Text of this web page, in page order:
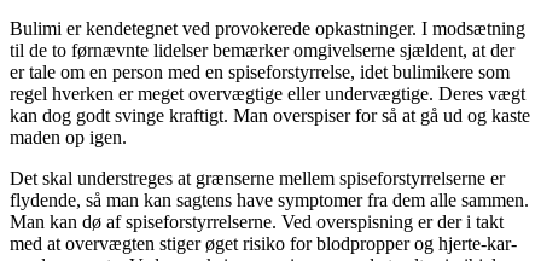
Bulimi er kendetegnet ved provokerede opkastninger. I modsætning
til de to førnævnte lidelser bemærker omgivelserne sjældent, at der
er tale om en person med en spiseforstyrrelse, idet bulimikere som
regel hverken er meget overvægtige eller undervægtige. Deres vægt
kan dog godt svinge kraftigt. Man overspiser for så at gå ud og kaste
maden op igen.
Det skal understreges at grænserne mellem spiseforstyrrelserne er
flydende, så man kan sagtens have symptomer fra dem alle sammen.
Man kan dø af spiseforstyrrelserne. Ved overspisning er der i takt
med at overvægten stiger øget risiko for blodpropper og hjerte-kar-